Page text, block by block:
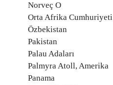
Norveç O
Orta Afrika Cumhuriyeti
Özbekistan
Pakistan
Palau Adaları
Palmyra Atoll, Amerika
Panama